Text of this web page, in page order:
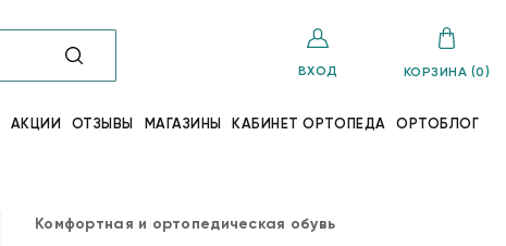
ВХОД КОРЗИНА (0)
АКЦИИ ОТЗЫВЫ МАГАЗИНЫ КАБИНЕТ ОРТОПЕДА ОРТОБЛОГ
Комфортная и ортопедическая обувь